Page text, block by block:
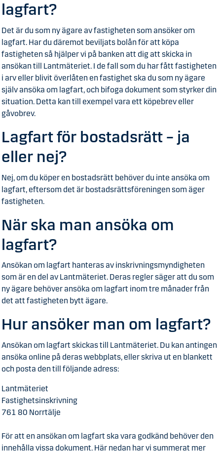
lagfart?
Det är du som ny ägare av fastigheten som ansöker om
lagfart. Har du däremot beviljats bolån för att köpa
fastigheten så hjälper vi på banken att dig att skicka in
ansökan till Lantmäteriet. I de fall som du har fått fastigheten
i arv eller blivit överlåten en fastighet ska du som ny ägare
själv ansöka om lagfart, och bifoga dokument som styrker din
situation. Detta kan till exempel vara ett köpebrev eller
gåvobrev.
Lagfart för bostadsrätt – ja
eller nej?
Nej, om du köper en bostadsrätt behöver du inte ansöka om
lagfart, eftersom det är bostadsrättsföreningen som äger
fastigheten.
När ska man ansöka om
lagfart?
Ansökan om lagfart hanteras av inskrivningsmyndigheten
som är en del av Lantmäteriet. Deras regler säger att du som
ny ägare behöver ansöka om lagfart inom tre månader från
det att fastigheten bytt ägare.
Hur ansöker man om lagfart?
Ansökan om lagfart skickas till Lantmäteriet. Du kan antingen
ansöka online på deras webbplats, eller skriva ut en blankett
och posta den till följande adress:
Lantmäteriet
Fastighetsinskrivning
761 80 Norrtälje
För att en ansökan om lagfart ska vara godkänd behöver den
innehålla vissa dokument. Här nedan har vi summerat mer